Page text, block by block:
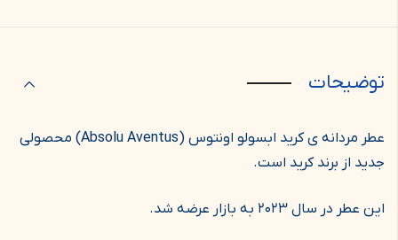
توضیحات
عطر مردانه ی کرید ابسولو اونتوس (Absolu Aventus) محصولی
جدید از برند کرید است.
این عطر در سال ۲۰۲۳ به بازار عرضه شد.